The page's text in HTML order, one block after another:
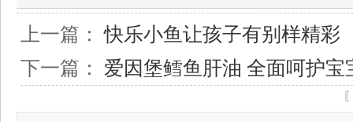
上一篇：快乐小鱼让孩子有别样精彩
下一篇： 爱因堡鳕鱼肝油 全面呵护宝